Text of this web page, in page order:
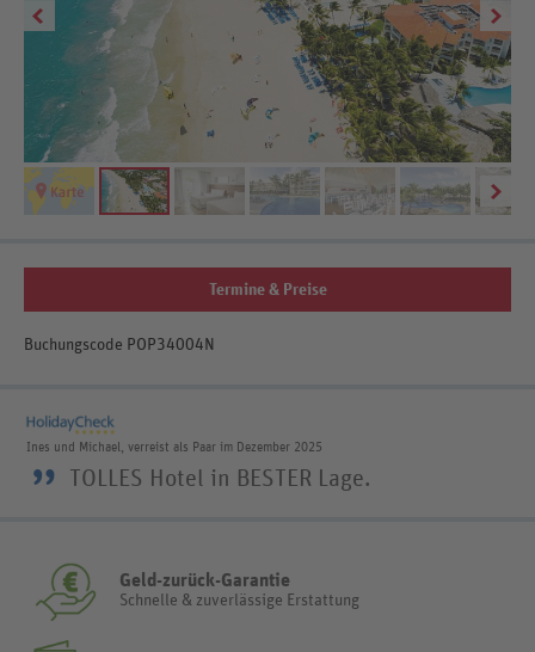
Termine & Preise
Buchungscode POP34004N
Ines und Michael, verreist als Paar im Dezember 2025
” TOLLES Hotel in BESTER Lage.
Geld-zurück-Garantie
Schnelle & zuverlässige Erstattung